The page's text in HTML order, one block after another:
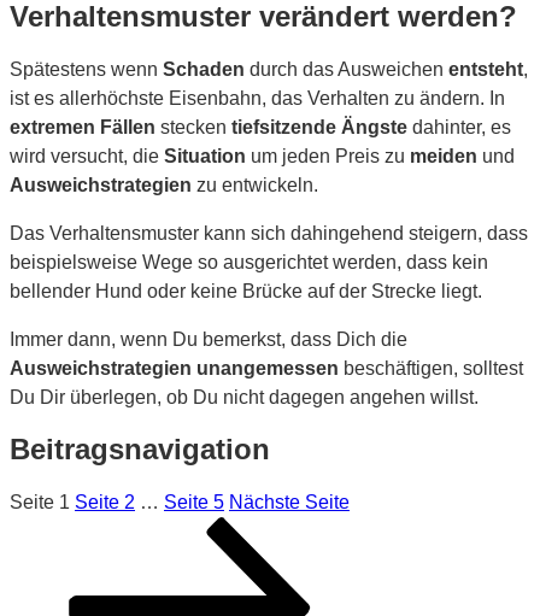
Verhaltensmuster verändert werden?
Spätestens wenn Schaden durch das Ausweichen entsteht,
ist es allerhöchste Eisenbahn, das Verhalten zu ändern. In
extremen Fällen stecken tiefsitzende Ängste dahinter, es
wird versucht, die Situation um jeden Preis zu meiden und
Ausweichstrategien zu entwickeln.
Das Verhaltensmuster kann sich dahingehend steigern, dass
beispielsweise Wege so ausgerichtet werden, dass kein
bellender Hund oder keine Brücke auf der Strecke liegt.
Immer dann, wenn Du bemerkst, dass Dich die
Ausweichstrategien unangemessen beschäftigen, solltest
Du Dir überlegen, ob Du nicht dagegen angehen willst.
Beitragsnavigation
Seite 1 Seite 2 … Seite 5 Nächste Seite